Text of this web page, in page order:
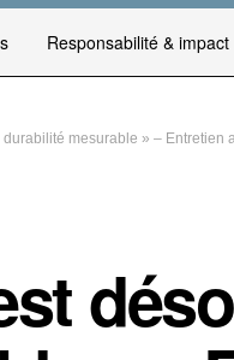
Responsabilité & impact
mesurable » – Entretien